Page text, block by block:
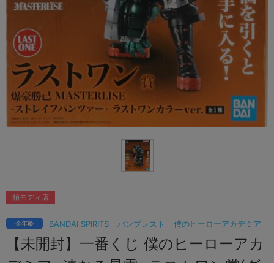
BANDAI SPIRITS バンプレスト 僕のヒーローアカデミア
全年齢
【未開封】一番くじ 僕のヒーローアカ
柏モディ店